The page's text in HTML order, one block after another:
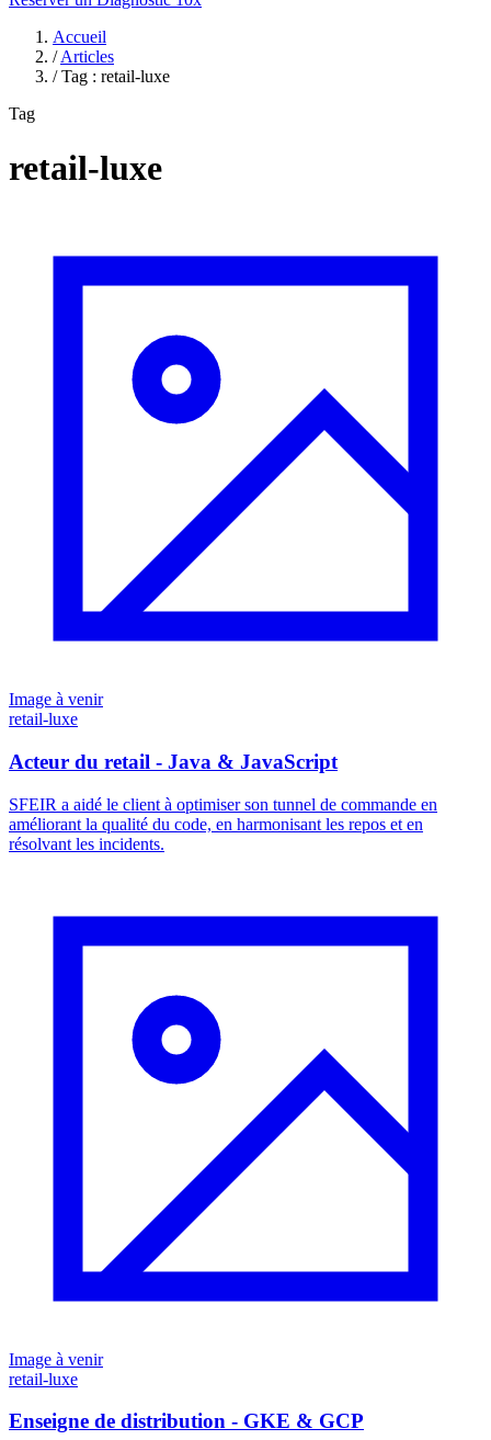
Accueil
/ Articles
/ Tag : retail-luxe
Tag
retail-luxe
Image à venir
retail-luxe
Acteur du retail - Java & JavaScript
SFEIR a aidé le client à optimiser son tunnel de commande en
améliorant la qualité du code, en harmonisant les repos et en
résolvant les incidents.
Image à venir
retail-luxe
Enseigne de distribution - GKE & GCP